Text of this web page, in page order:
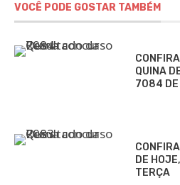
VOCÊ PODE GOSTAR TAMBÉM
QUINA
7084
DE
TERÇA